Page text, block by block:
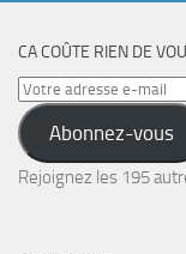
CA COÛTE RIEN DE
Votre
adresse
e-
mail
Abonnez-vous
Rejoignez les 195